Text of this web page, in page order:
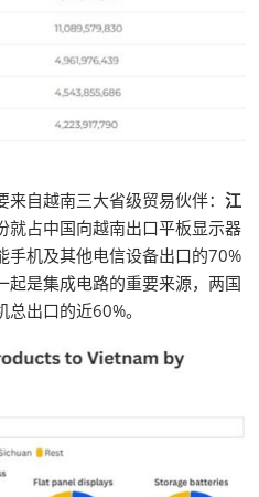
自越南三大省级贸易伙伴： 江
就占中国向越南出口平板显示器
手机及其他电信设备出口的70%
起是集成电路的重要来源，两国
出口的近60%。